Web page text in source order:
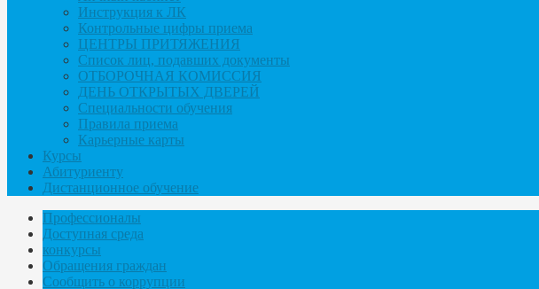
Инструкция к ЛК
Контрольные цифры приема
ЦЕНТРЫ ПРИТЯЖЕНИЯ
Список лиц, подавших документы
ОТБОРОЧНАЯ КОМИССИЯ
ДЕНЬ ОТКРЫТЫХ ДВЕРЕЙ
Специальности обучения
Правила приема
Карьерные карты
Курсы
Абитуриенту
Дистанционное обучение
Профессионалы
Доступная среда
конкурсы
Обращения граждан
Сообщить о коррупции